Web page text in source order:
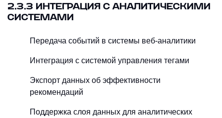
2.3.3 ИНТЕГРАЦИЯ С АНАЛИТИЧЕСКИМИ
СИСТЕМАМИ
Передача событий в системы веб-аналитики
Интеграция с системой управления тегами
Экспорт данных об эффективности
рекомендаций
Поддержка слоя данных для аналитических